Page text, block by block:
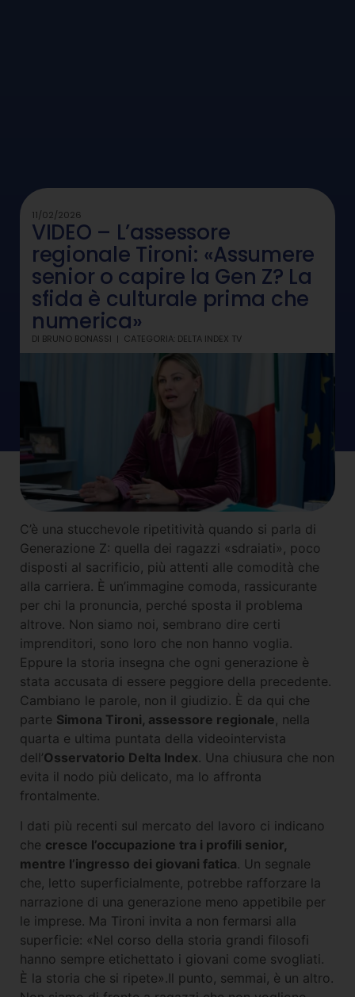
11/02/2026
VIDEO – L’assessore
regionale Tironi: «Assumere
senior o capire la Gen Z? La
sfida è culturale prima che
numerica»
DI BRUNO BONASSI CATEGORIA: DELTA INDEX TV
C’è una stucchevole ripetitività quando si parla di
Generazione Z: quella dei ragazzi «sdraiati», poco
disposti al sacrificio, più attenti alle comodità che
alla carriera. È un’immagine comoda, rassicurante
per chi la pronuncia, perché sposta il problema
altrove. Non siamo noi, sembrano dire certi
imprenditori, sono loro che non hanno voglia.
Eppure la storia insegna che ogni generazione è
stata accusata di essere peggiore della precedente.
Cambiano le parole, non il giudizio. È da qui che
parte Simona Tironi, assessore regionale, nella
quarta e ultima puntata della videointervista
dell’Osservatorio Delta Index. Una chiusura che non
evita il nodo più delicato, ma lo affronta
frontalmente.
I dati più recenti sul mercato del lavoro ci indicano
che cresce l’occupazione tra i profili senior,
mentre l’ingresso dei giovani fatica. Un segnale
che, letto superficialmente, potrebbe rafforzare la
narrazione di una generazione meno appetibile per
le imprese. Ma Tironi invita a non fermarsi alla
superficie: «Nel corso della storia grandi filosofi
hanno sempre etichettato i giovani come svogliati.
È la storia che si ripete».Il punto, semmai, è un altro.